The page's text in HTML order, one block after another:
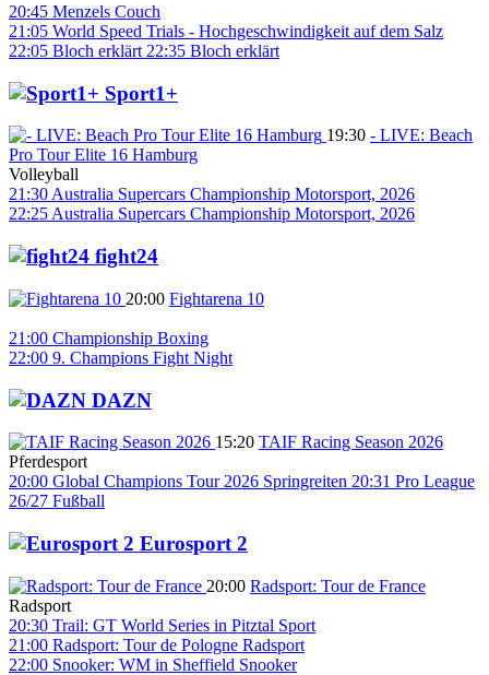
20:45 Menzels Couch
21:05 World Speed Trials - Hochgeschwindigkeit auf dem Salz
22:05 Bloch erklärt 22:35 Bloch erklärt
Sport1+
19:30 - LIVE: Beach
Pro Tour Elite 16 Hamburg
Volleyball
21:30 Australia Supercars Championship Motorsport, 2026
22:25 Australia Supercars Championship Motorsport, 2026
fight24
20:00 Fightarena 10
21:00 Championship Boxing
22:00 9. Champions Fight Night
DAZN
15:20 TAIF Racing Season 2026
Pferdesport
20:00 Global Champions Tour 2026 Springreiten 20:31 Pro League
26/27 Fußball
Eurosport 2
20:00 Radsport: Tour de France
Radsport
20:30 Trail: GT World Series in Pitztal Sport
21:00 Radsport: Tour de Pologne Radsport
22:00 Snooker: WM in Sheffield Snooker